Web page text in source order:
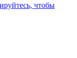
чтобы